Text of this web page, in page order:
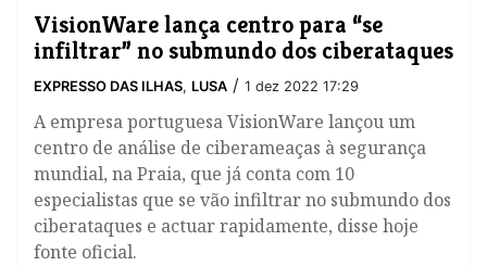
VisionWare lança centro para “se
infiltrar” no submundo dos ciberataques
EXPRESSO DAS ILHAS, LUSA / 1 dez 2022 17:29
A empresa portuguesa VisionWare lançou um
centro de análise de ciberameaças à segurança
mundial, na Praia, que já conta com 10
especialistas que se vão infiltrar no submundo dos
ciberataques e actuar rapidamente, disse hoje
fonte oficial.